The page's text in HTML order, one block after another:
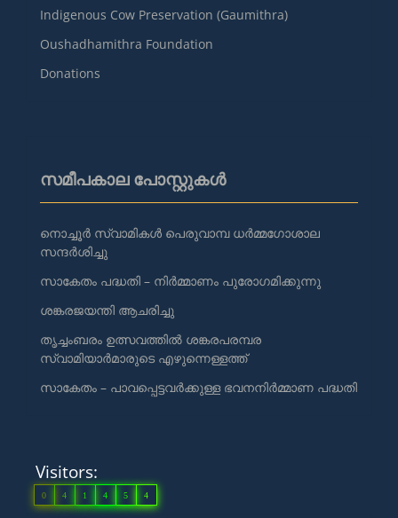
Indigenous Cow Preservation (Gaumithra)
Oushadhamithra Foundation
Donations
സമീപകാല പോസ്റ്റുകൾ
നൊച്ചൂർ സ്വാമികൾ പെരുവാമ്പ ധർമ്മഗോശാല
സന്ദർശിച്ചു
സാകേതം പദ്ധതി – നിർമ്മാണം പുരോഗമിക്കുന്നു
ശങ്കരജയന്തി ആചരിച്ചു
തൃച്ചംബരം ഉത്സവത്തിൽ ശങ്കരപരമ്പര
സ്വാമിയാർമാരുടെ എഴുന്നെള്ളത്ത്
സാകേതം – പാവപ്പെട്ടവർക്കുള്ള ഭവനനിർമ്മാണ പദ്ധതി
Visitors:
0 4 1 4 5 4